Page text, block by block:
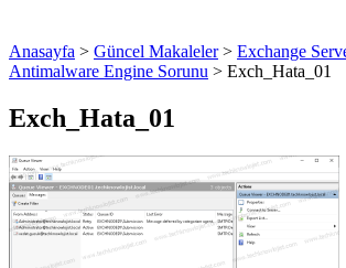
Anasayfa > Güncel Makaleler> Exchange
Antimalware Engine Sorunu > Exch_Hata_01
Exch_Hata_01